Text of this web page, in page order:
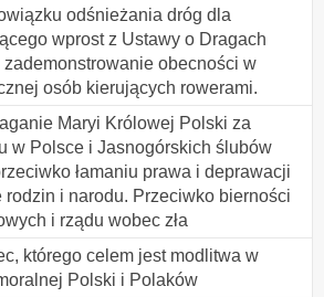
odśnieżania dróg dla
wprost z Ustawy o Dragach
obecności w
osób kierujących rowerami.
Maryi Królowej Polski za
w Polsce i Jasnogórskich ślubów
łamaniu prawa i deprawacji
i narodu. Przeciwko bierności
i rządu wobec zła
którego celem jest modlitwa w
Polski i Polaków